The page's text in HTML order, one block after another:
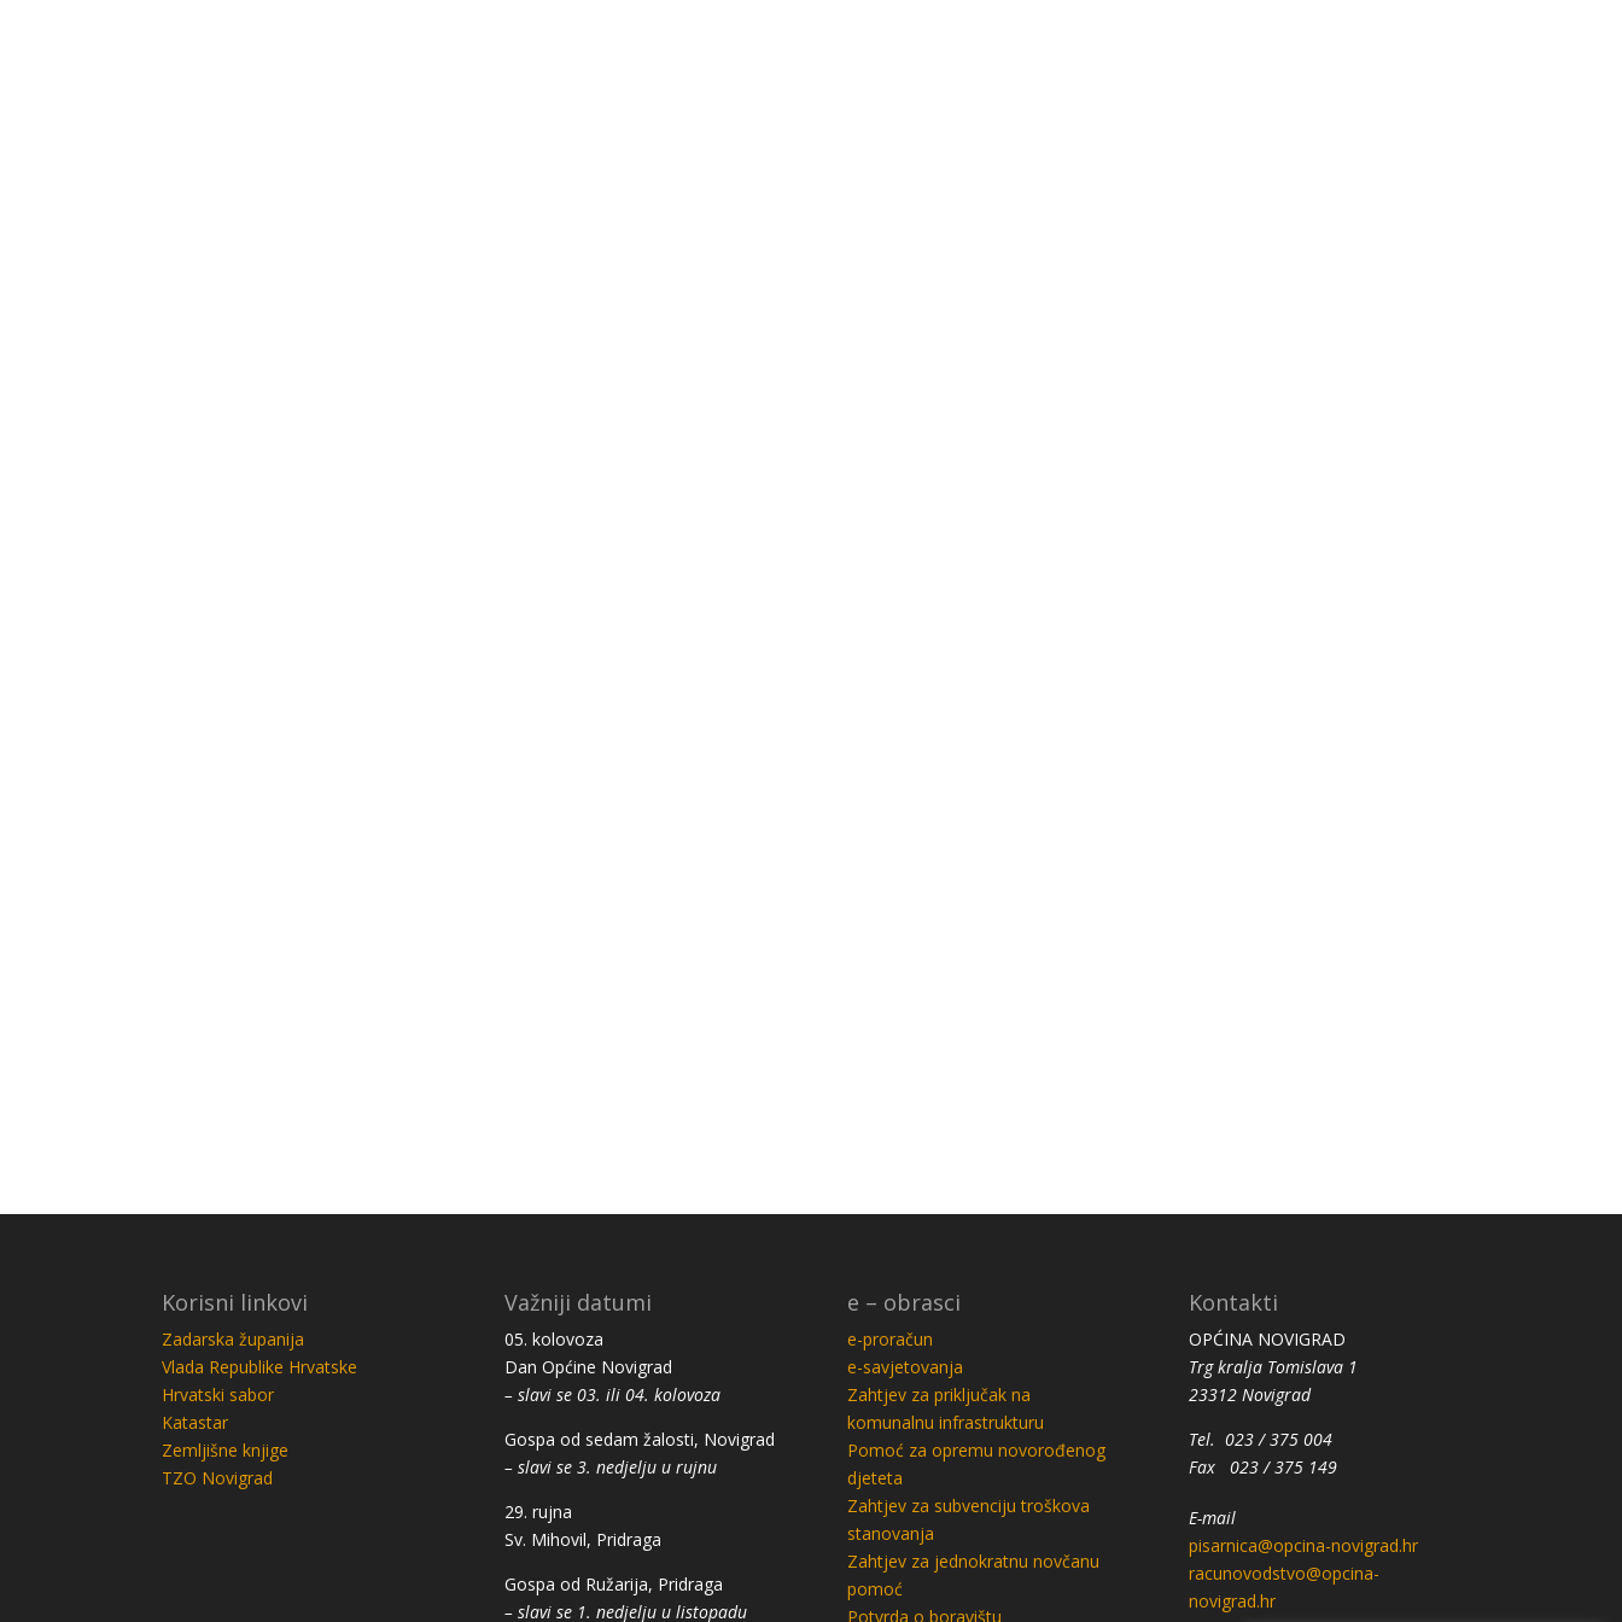
Korisni linkovi
Zadarska županija
Vlada Republike Hrvatske
Hrvatski sabor
Katastar
Zemljišne knjige
TZO Novigrad
Važniji datumi
05. kolovoza
Dan Općine Novigrad
– slavi se 03. ili 04. kolovoza
Gospa od sedam žalosti, Novigrad
– slavi se 3. nedjelju u rujnu
29. rujna
Sv. Mihovil, Pridraga
Gospa od Ružarija, Pridraga
– slavi se 1. nedjelju u listopadu
e – obrasci
e-proračun
e-savjetovanja
Zahtjev za priključak na
komunalnu infrastrukturu
Pomoć za opremu novorođenog
djeteta
Zahtjev za subvenciju troškova
stanovanja
Zahtjev za jednokratnu novčanu
pomoć
Potvrda o boravištu
Kontakti
OPĆINA NOVIGRAD
Trg kralja Tomislava 1
23312 Novigrad
Tel. 023 / 375 004
Fax 023 / 375 149
E-mail
pisarnica@opcina-novigrad.hr
racunovodstvo@opcina-
novigrad.hr